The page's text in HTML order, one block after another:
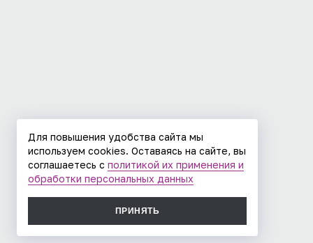
Для повышения удобства сайта мы
используем cookies. Оставаясь на сайте, вы
соглашаетесь с политикой их применения и
обработки персональных данных
ПРИНЯТЬ